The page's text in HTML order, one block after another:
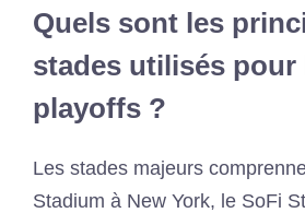
Quels sont les
stades utilisés pour
playoffs ?
Les stades majeurs
Stadium à New York, le SoFi